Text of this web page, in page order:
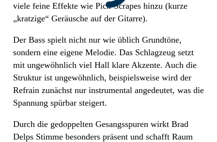
viele feine Effekte wie Pick-Scrapes hinzu (kurze
„kratzige“ Geräusche auf der Gitarre).
Der Bass spielt nicht nur wie üblich Grundtöne,
sondern eine eigene Melodie. Das Schlagzeug setzt
mit ungewöhnlich viel Hall klare Akzente. Auch die
Struktur ist ungewöhnlich, beispielsweise wird der
Refrain zunächst nur instrumental angedeutet, was die
Spannung spürbar steigert.
Durch die gedoppelten Gesangsspuren wirkt Brad
Delps Stimme besonders präsent und schafft Raum